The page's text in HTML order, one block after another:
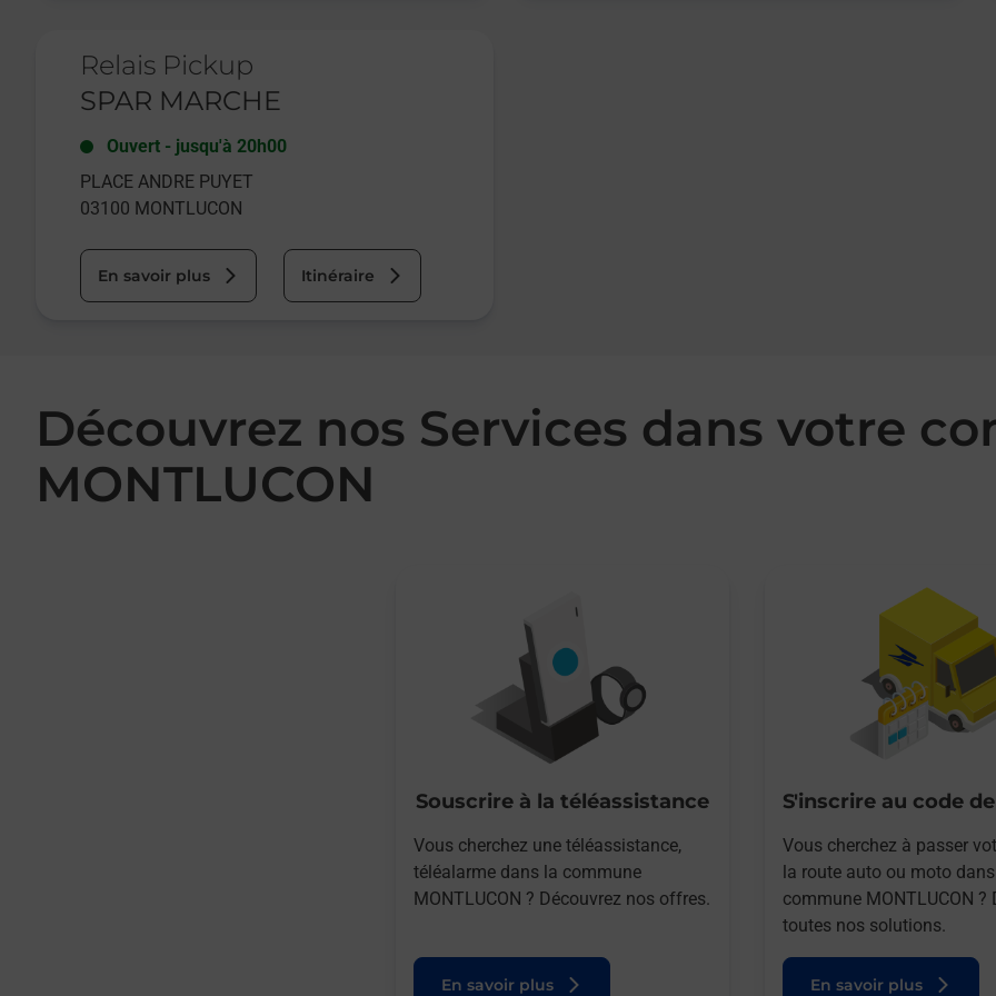
Relais Pickup
SPAR MARCHE
Ouvert - jusqu'à 20h00
PLACE ANDRE PUYET
03100 MONTLUCON
En savoir plus Itinéraire
Découvrez nos Services dans votre
MONTLUCON
Souscrire à la téléassistance
Vous cherchez une téléassistance,
téléalarme dans la commune
MONTLUCON ? Découvrez nos offres.
En savoir plus
S'inscrire au code
Vous cherchez à passer
la route auto ou moto
commune MONTLUCON ?
toutes nos solutions.
En savoir plus